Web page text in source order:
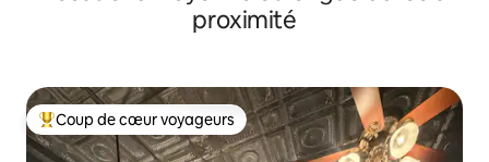
proximité
Coups de cœur voyageurs les plus appréciés
Coup de cœur voyageurs